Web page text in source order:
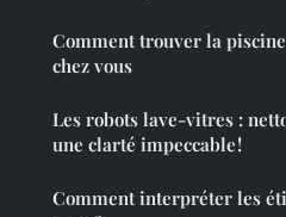
Comment trouver la
chez vous
Les robots lave-vitres :
une clarté impeccable !
Comment interpréter les